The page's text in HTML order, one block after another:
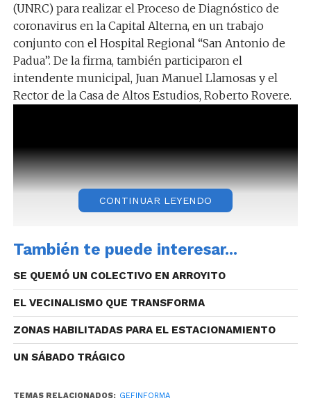
(UNRC) para realizar el Proceso de Diagnóstico de
coronavirus en la Capital Alterna, en un trabajo
conjunto con el Hospital Regional “San Antonio de
Padua”. De la firma, también participaron el
intendente municipal, Juan Manuel Llamosas y el
Rector de la Casa de Altos Estudios, Roberto Rovere.
CONTINUAR LEYENDO
También te puede interesar...
SE QUEMÓ UN COLECTIVO EN ARROYITO
EL VECINALISMO QUE TRANSFORMA
ZONAS HABILITADAS PARA EL ESTACIONAMIENTO
UN SÁBADO TRÁGICO
TEMAS RELACIONADOS: GEFINFORMA